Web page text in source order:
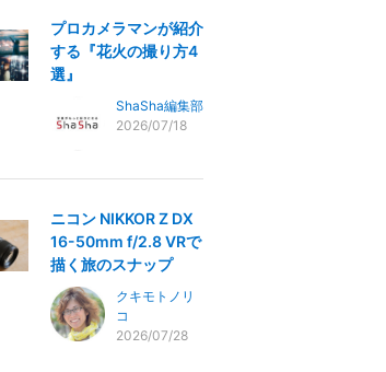
プロカメラマンが紹介
する『花火の撮り方4
選』
ShaSha編集部
2026/07/18
ニコン NIKKOR Z DX
16-50mm f/2.8 VRで
描く旅のスナップ
クキモトノリ
コ
2026/07/28